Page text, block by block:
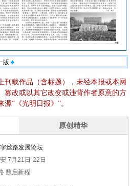
版
刊载作品（含标题），未经本报或本网
篡改或以其它改变或违背作者原意的方
“《光明日报》”。